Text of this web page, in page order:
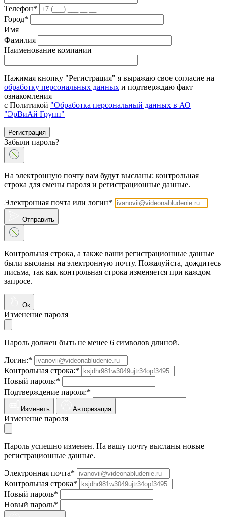
Телефон*
Город*
Имя
Фамилия
Наименование компании
Нажимая кнопку "Регистрация" я выражаю свое согласие на
обработку персональных данных и подтверждаю факт
ознакомления
с Политикой "Обработка персональный данных в АО
"ЭрВиАй Групп"
Регистрация
Забыли пароль?
На электронную почту вам будут высланы: контрольная
строка для смены пароля и регистрационные данные.
Электронная почта или логин*
Отправить
Контрольная строка, а также ваши регистрационные данные
были высланы на электронную почту. Пожалуйста, дождитесь
письма, так как контрольная строка изменяется при каждом
запросе.
Ок
Изменение пароля
Пароль должен быть не менее 6 символов длиной.
Логин:*
Контрольная строка:*
Новый пароль:*
Подтверждение пароля:*
Изменить Авторизация
Изменение пароля
Пароль успешно изменен. На вашу почту высланы новые
регистрационные данные.
Электронная почта*
Контрольная строка*
Новый пароль*
Новый пароль*